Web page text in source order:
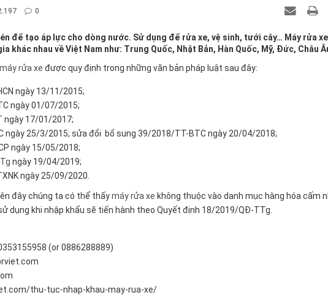
0
để tạo áp lực cho dòng nước. Sử dụng để rửa xe, vệ sinh, tưới cây… Máy rửa xe
khác nhau về Việt Nam như: Trung Quốc, Nhật Bản, Hàn Quốc, Mỹ, Đức, Châu
rửa xe được quy định trong những văn bản pháp luật sau đây:
ngày 13/11/2015;
ngày 01/07/2015;
ngày 17/01/2017;
ngày 25/3/2015; sửa đổi bổ sung 39/2018/TT-BTC ngày 20/04/2018;
ngày 15/05/2018;
ngày 19/04/2019;
ngày 25/09/2020.
đây chúng ta có thể thấymáy rửa xe không thuộc vào danh mục hàng hóa cấm
dụng khi nhập khẩu sẽ tiến hành theo Quyết định 18/2019/QĐ-TTg.
(or 0886288889)
thu-tuc-nhap-khau-may-rua-xe/